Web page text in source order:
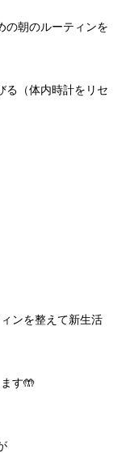
の朝のルーティンを
る（体内時計をリセ
ンを整えて新生活
す🤲